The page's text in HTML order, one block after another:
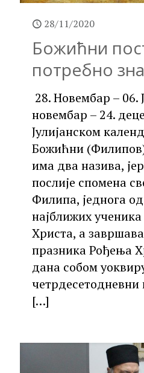
28/11/2020
Божићни
потребно
28. Новембар – 06.
новембар – 24.
Јулијанском
Божићни
има два назива,
послије спомена
Филипа, једнога
најближих
Христа, а
празника Рођења
дана собом
четрдесетодневни
[…]